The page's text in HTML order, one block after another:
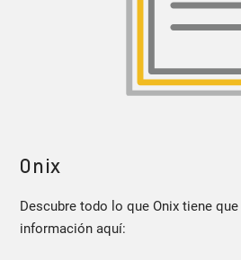
Onix
Descubre todo lo que Onix tiene
información aquí: